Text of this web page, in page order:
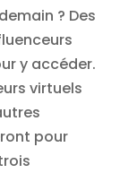
? Des
y accéder.
virtuels
pour